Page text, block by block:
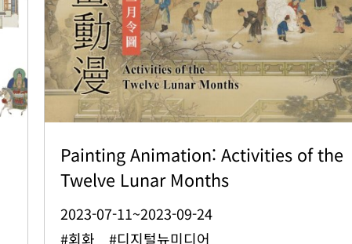
Painting Animation: Activities of the
Twelve Lunar Months
2023-07-11~2023-09-24
#회화 #디지털뉴미디어